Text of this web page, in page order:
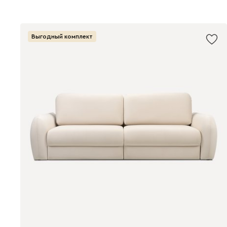
Выгодный комплект